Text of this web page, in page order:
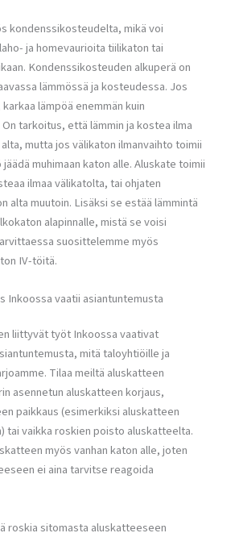
kondenssikosteudelta, mikä voi
ja homevaurioita tiilikaton tai
Kondenssikosteuden alkuperä on
lämmössä ja kosteudessa. Jos
lämpöä enemmän kuin
tarkoitus, että lämmin ja kostea ilma
mutta jos välikaton ilmanvaihto toimii
muhimaan katon alle. Aluskate toimii
ilmaa välikatolta, tai ohjaten
alta muutoin. Lisäksi se estää lämmintä
alapinnalle, mistä se voisi
suosittelemme myös
IV-töitä.
Inkoossa vaatii asiantuntemusta
liittyvät työt Inkoossa vaativat
mitä taloyhtiöille ja
Tilaa meiltä aluskatteen
asennetun aluskatteen korjaus,
paikkaus (esimerkiksi aluskatteen
tai vaikka roskien poisto aluskatteelta.
myös vanhan katon alle, joten
ei aina tarvitse reagoida
roskia sitomasta aluskatteeseen